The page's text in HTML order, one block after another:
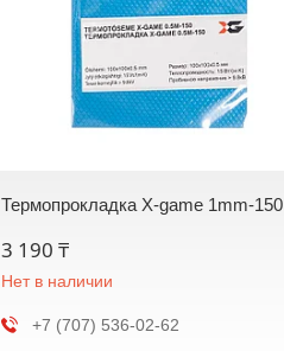
Термопрокладка X-game 1mm-150
3 190 ₸
Нет в наличии
+7 (707) 536-02-62